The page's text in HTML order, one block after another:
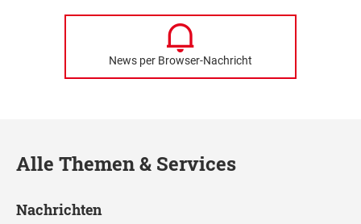
News per Browser-Nachricht
Alle Themen & Services
Nachrichten